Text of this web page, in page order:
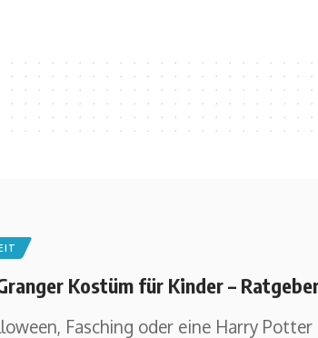
Kostüm für Kinder –
Fasching oder eine Harry